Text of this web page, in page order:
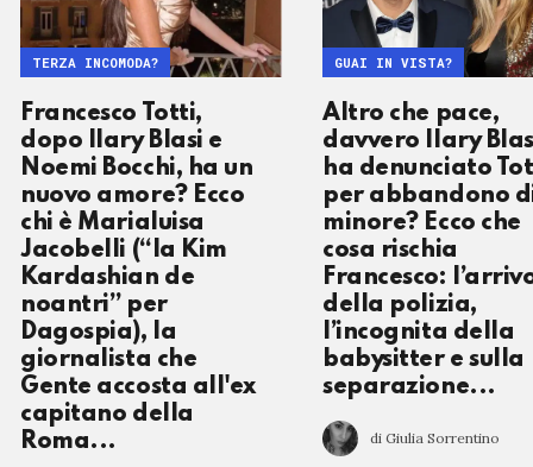
Francesco Totti,
dopo Ilary Blasi e
Noemi Bocchi, ha un
nuovo amore? Ecco
chi è Marialuisa
Jacobelli (“la Kim
Kardashian de
noantri” per
Dagospia), la
giornalista che
Gente accosta all'ex
capitano della
Roma...
TERZA INCOMODA?
Altro che pace,
davvero Ilary
ha denunciato
per abbandono
minore? Ecco che
cosa rischia
Francesco:
della polizia,
l’incognita della
babysitter e sulla
separazione...
di Giulia Sorrentino
GUAI IN VISTA?